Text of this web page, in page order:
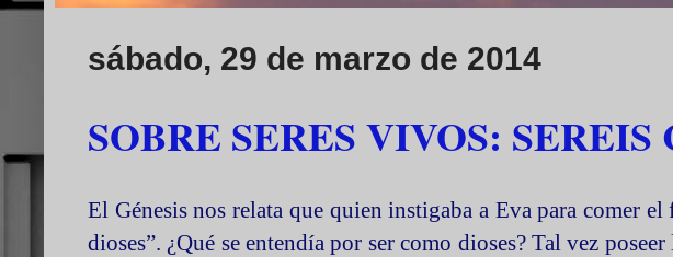
sábado, 29 de marzo de 2014
SOBRE SERES VIVOS: SEREIS
El Génesis nos relata que quien instigaba a Eva para comer
dioses”. ¿Qué se entendía por ser como dioses? Tal vez